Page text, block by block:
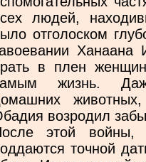
людей,
отголоском
Ханаана
в плен
жизнь.
животных,
возродил
этой войны,
точной